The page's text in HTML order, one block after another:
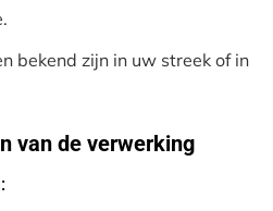
bekend zijn in uw streek of in
van de verwerking